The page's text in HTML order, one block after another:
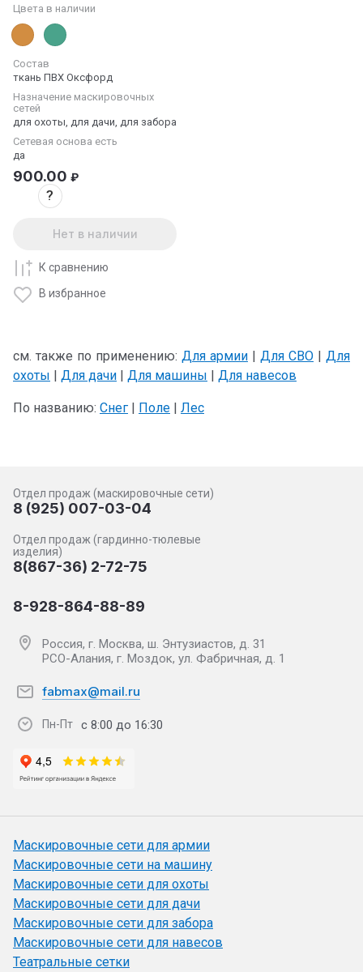
Цвета в наличии
Состав
ткань ПВХ Оксфорд
Назначение маскировочных
сетей
для охоты, для дачи, для забора
Сетевая основа есть
да
900.00 ₽
?
Нет в наличии
К сравнению
В избранное
см. также по применению: Для армии | Для СВО | Для
охоты | Для дачи | Для машины | Для навесов
По названию: Снег | Поле | Лес
Отдел продаж (маскировочные сети)
8 (925) 007-03-04
Отдел продаж (гардинно-тюлевые
изделия)
8(867-36) 2-72-75
8-928-864-88-89
Россия, г. Москва, ш. Энтузиастов, д. 31
РСО-Алания, г. Моздок, ул. Фабричная, д. 1
fabmax@mail.ru
Пн-Пт с 8:00 до 16:30
Маскировочные сети для армии
Маскировочные сети на машину
Маскировочные сети для охоты
Маскировочные сети для дачи
Маскировочные сети для забора
Маскировочные сети для навесов
Театральные сетки